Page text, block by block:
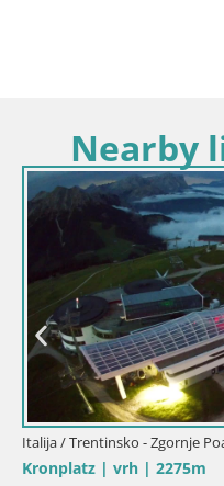
Nearby
Italija / Trentinsko - Zgornje
Kronplatz | vrh | 2275m